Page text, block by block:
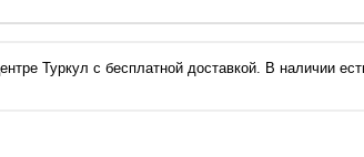
Туркул с бесплатной доставкой. В наличии